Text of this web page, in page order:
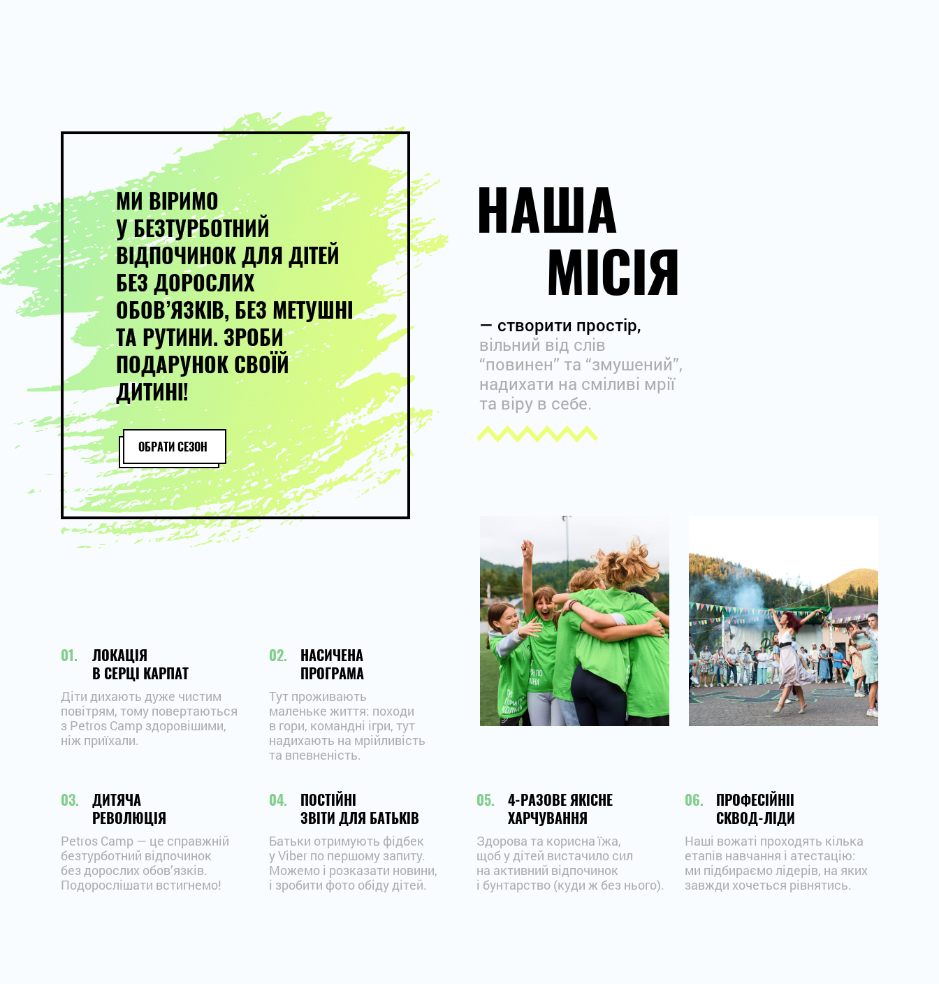
НАША
МІСІЯ
— створити простір,
вільний від слів
“повинен” та “змушений”,
надихати на сміливі мрії
та віру в себе.
МИ ВІРИМО
У БЕЗТУРБОТНИЙ
ВІДПОЧИНОК ДЛЯ ДІТЕЙ
БЕЗ ДОРОСЛИХ
ОБОВ’ЯЗКІВ, БЕЗ МЕТУШНІ
ТА РУТИНИ. ЗРОБИ
ПОДАРУНОК СВОЇЙ
ДИТИНІ!
ОБРАТИ СЕЗОН
ЛОКАЦІЯ
В СЕРЦІ КАРПАТ
Діти дихають дуже чистим
повітрям, тому повертаються
з Petros Camp здоровішими,
ніж приїхали.
НАСИЧЕНА
ПРОГРАМА
Тут проживають
маленьке життя: походи
в гори, командні ігри, тут
надихають на мрійливість
та впевненість.
ДИТЯЧА
РЕВОЛЮЦІЯ
Petros Camp — це справжній
безтурботний відпочинок
без дорослих обов’язків.
Подорослішати встигнемо!
ПОСТІЙНІ
ЗВІТИ ДЛЯ БАТЬКІВ
Батьки отримують фідбек
у Viber по першому запиту.
Можемо і розказати новини,
і зробити фото обіду дітей.
4-РАЗОВЕ ЯКІСНЕ
ХАРЧУВАННЯ
Здорова та корисна їжа,
щоб у дітей вистачило сил
на активний відпочинок
і бунтарство (куди ж без нього).
ПРОФЕСІЙНІІ
СКВОД-ЛІДИ
Наші вожаті проходять кілька
етапів навчання і атестацію:
ми підбираємо лідерів, на яких
завжди хочеться рівнятись.